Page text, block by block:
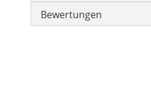
Bewertungen